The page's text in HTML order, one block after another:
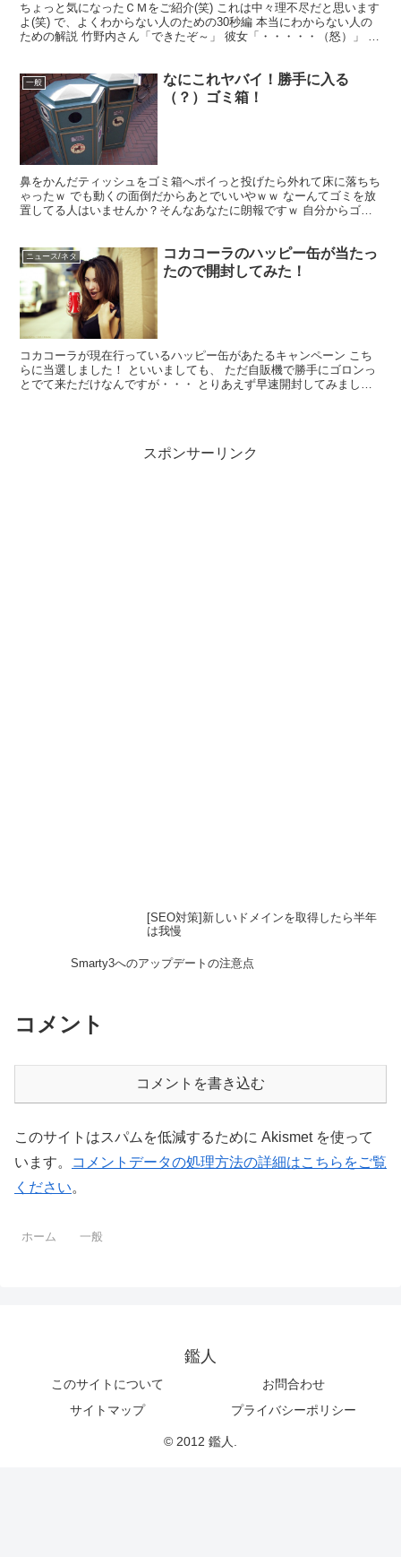
ちょっと気になったＣＭをご紹介(笑) これは中々理不尽だと思います
よ(笑) で、よくわからない人のための30秒編 本当にわからない人の
ための解説 竹野内さん「できたぞ～」 彼女「・・・・・（怒）」 竹
一般
なにこれヤバイ！勝手に入る
（？）ゴミ箱！
鼻をかんだティッシュをゴミ箱へポイっと投げたら外れて床に落ちち
ゃったｗ でも動くの面倒だからあとでいいやｗｗ なーんてゴミを放
置してる人はいませんか？そんなあなたに朗報ですｗ 自分からゴミ
ニュース/ネタ
コカコーラのハッピー缶が当たっ
たので開封してみた！
コカコーラが現在行っているハッピー缶があたるキャンペーン こち
らに当選しました！ といいましても、 ただ自販機で勝手にゴロンっ
とでて来ただけなんですが・・・ とりあえず早速開封してみましょ
スポンサーリンク
[SEO対策]新しいドメインを取得したら半年
は我慢
Smarty3へのアップデートの注意点
コメント
コメントを書き込む
このサイトはスパムを低減するために Akismet を使って
います。
コメントデータの処理方法の詳細はこちらをご覧
ください。
ホーム 一般
鑑人
このサイトについて
お問合わせ
サイトマップ
プライバシーポリシー
© 2012 鑑人.